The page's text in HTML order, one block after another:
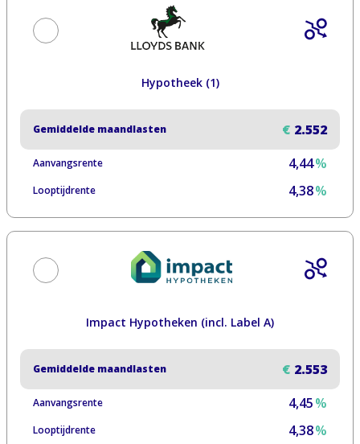
Hypotheek (1)
€ 2.552
Gemiddelde maandlasten
4,44%
Aanvangsrente
4,38%
Looptijdrente
Impact Hypotheken (incl. Label A)
€ 2.553
Gemiddelde maandlasten
4,45%
Aanvangsrente
4,38%
Looptijdrente